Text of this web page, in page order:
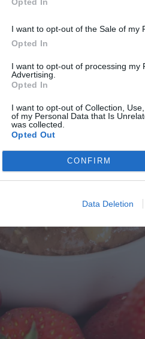
I want to opt-out of the Sale of my
Opted In
I want to opt-out of processing my
Advertising.
Opted In
I want to opt-out of Collection,
of my Personal Data that Is
was collected.
Opted Out
CONFIRM
Data Deletion